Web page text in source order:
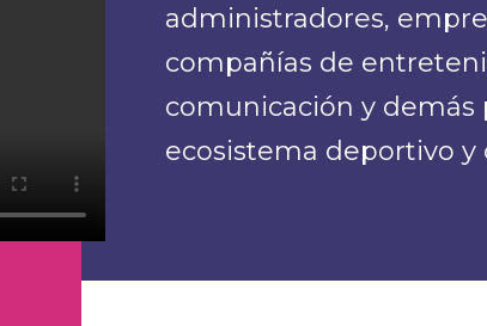
administradores,
compañías de
comunicación y demás
ecosistema deportivo y